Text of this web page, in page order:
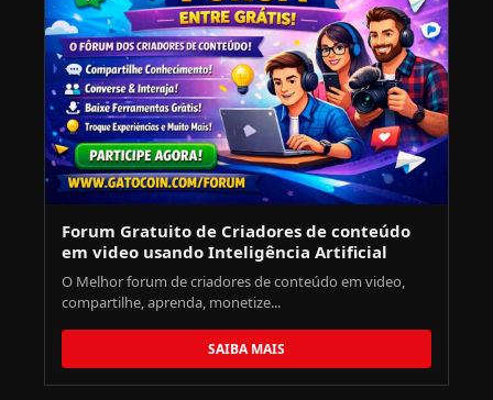
Forum Gratuito de Criadores de conteúdo
em video usando Inteligência Artificial
O Melhor forum de criadores de conteúdo em video,
compartilhe, aprenda, monetize...
SAIBA MAIS